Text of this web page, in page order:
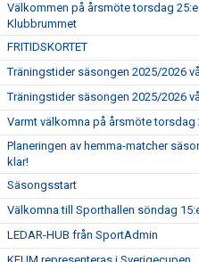
Välkommen på årsmöte torsdag
Klubbrummet
FRITIDSKORTET
Träningstider säsongen 2025/2026
Träningstider säsongen 2025/2026
Varmt välkomna på årsmöte torsdag
Planeringen av hemma-matcher
klar!
Säsongsstart
Välkomna till Sporthallen söndag
LEDAR-HUB från SportAdmin